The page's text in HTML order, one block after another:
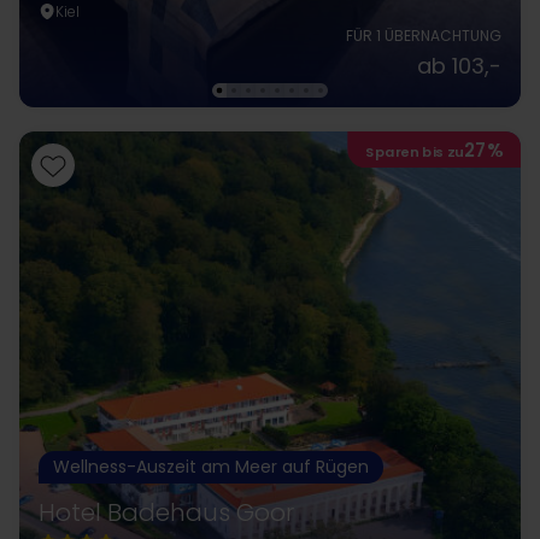
Kiel
FÜR 1 ÜBERNACHTUNG
ab 103,-
Sparen bis zu27%
Wellness-Auszeit am Meer auf Rügen
Hotel Badehaus Goor